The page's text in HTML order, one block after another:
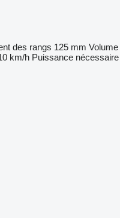
des rangs 125 mm Volume
km/h Puissance nécessaire